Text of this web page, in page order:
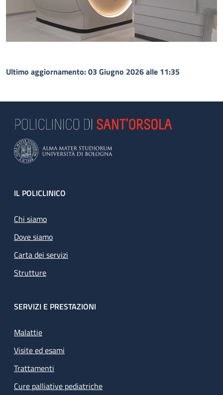
Ultimo aggiornamento: 03 Giugno 2026 alle 11:35
Footer
IL POLICLINICO
Chi siamo
Dove siamo
Carta dei servizi
Strutture
SERVIZI E PRESTAZIONI
Malattie
Visite ed esami
Trattamenti
Cure palliative pediatriche